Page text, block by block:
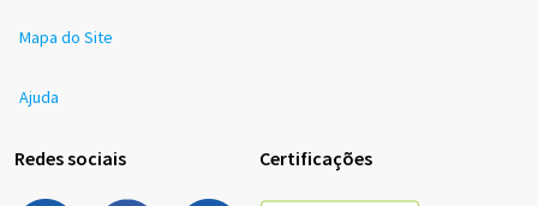
Mapa do Site
Ajuda
Redes sociais Certificações